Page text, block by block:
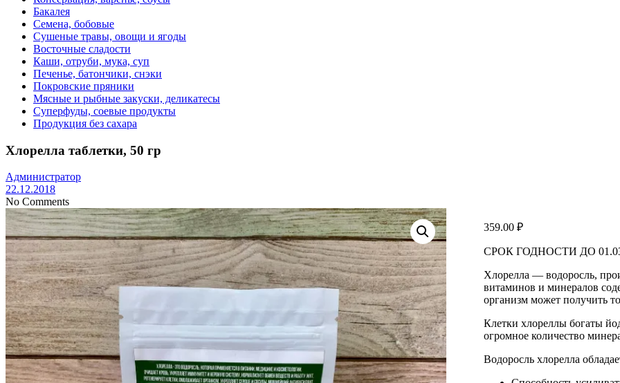
Бакалея
Семена, бобовые
Сушеные травы, овощи и ягоды
Восточные сладости
Каши, отруби, мука, суп
Печенье, батончики, снэки
Покровские пряники
Мясные и рыбные закуски, деликатесы
Суперфуды, соевые продукты
Продукция без сахара
Хлорелла таблетки, 50 гр
Администратор
22.12.2018
No Comments
359.00 ₽
СРОК ГОДНОСТИ ДО
Хлорелла — водоросль,
витаминов и минералов
организм может получить
Клетки хлореллы богаты
огромное количество
Водоросль хлорелла